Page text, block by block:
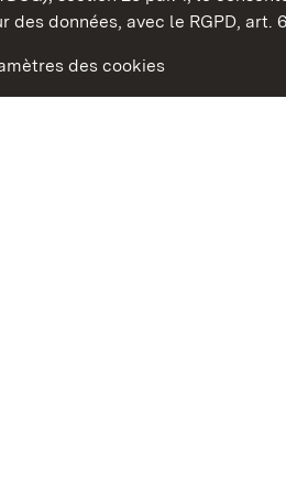
données, avec le RGPD, art.
des cookies